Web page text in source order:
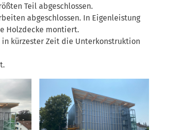
Teil abgeschlossen.
abgeschlossen. In Eigenleistung
Holzdecke montiert.
kürzester Zeit die Unterkonstruktion